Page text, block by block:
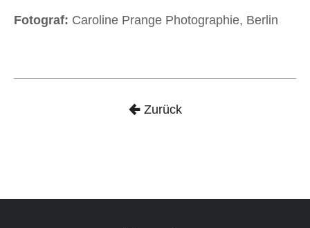
Fotograf: Caroline Prange Photographie, Berlin
Zurück